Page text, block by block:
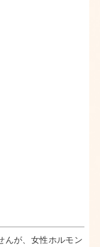
んが、女性ホルモン